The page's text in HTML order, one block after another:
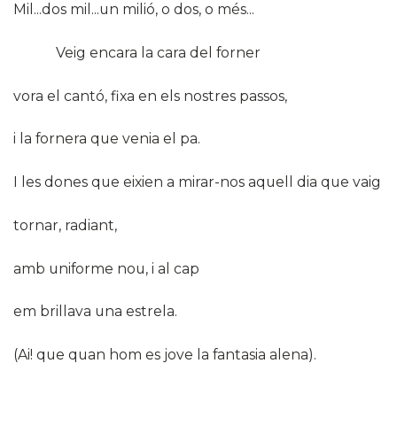
Mil...dos mil...un milió, o dos, o més...
Veig encara la cara del forner
vora el cantó, fixa en els nostres passos,
i la fornera que venia el pa.
I les dones que eixien a mirar-nos aquell dia que vaig
tornar, radiant,
amb uniforme nou, i al cap
em brillava una estrela.
(Ai! que quan hom es jove la fantasia alena).